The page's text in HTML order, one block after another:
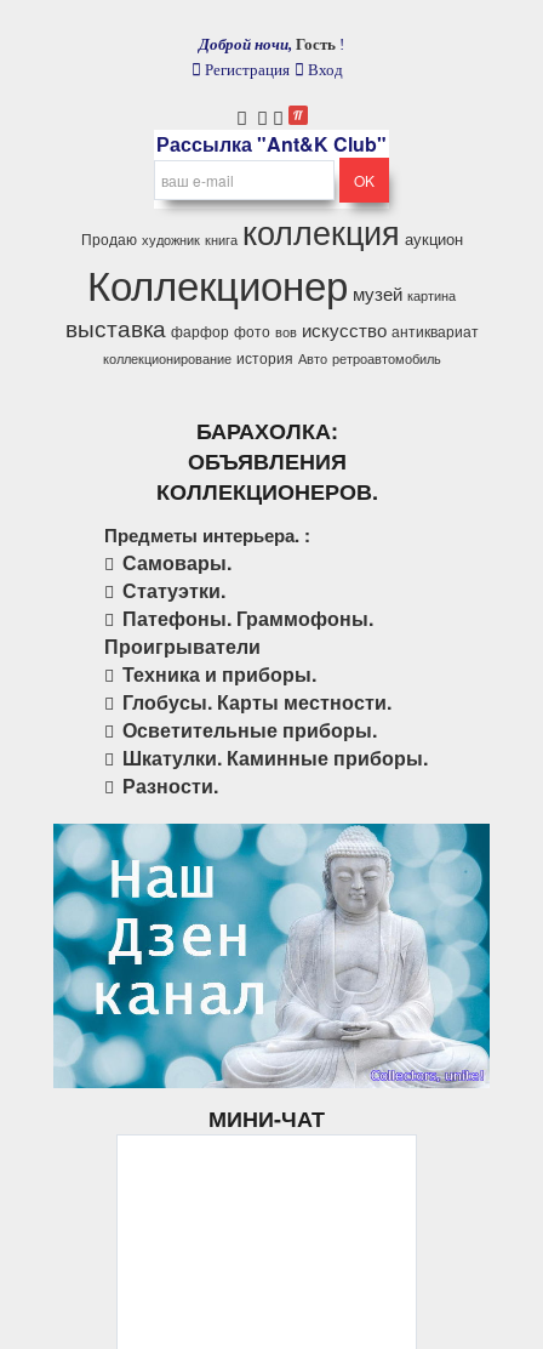
Доброй ночи, Гость !
Регистрация
Вход
Рассылка "Ant&K Club"
Продаю художник книга коллекция аукцион
Коллекционер музей картина
выставка фарфор фото вов искусство антиквариат
коллекционирование история Авто ретроавтомобиль
БАРАХОЛКА:
ОБЪЯВЛЕНИЯ
КОЛЛЕКЦИОНЕРОВ.
Предметы интерьера. :
Самовары.
Статуэтки.
Патефоны. Граммофоны.
Проигрыватели
Техника и приборы.
Глобусы. Карты местности.
Осветительные приборы.
Шкатулки. Каминные приборы.
Разности.
МИНИ-ЧАТ